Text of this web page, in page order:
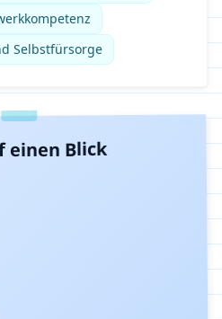
Selbstfürsorge
einen Blick